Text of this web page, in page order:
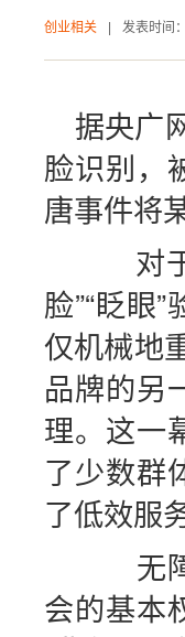
创业相关 发表时间
据央广
脸识别，
唐事件将
对于
脸”“眨眼
仅机械地
品牌的另
理。这一
了少数群
了低效服
无障
会的基本